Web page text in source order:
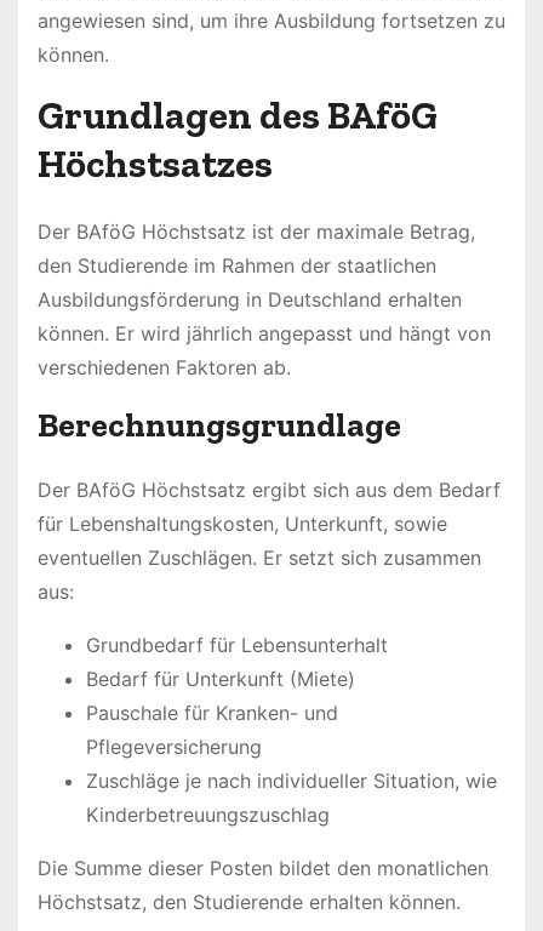
angewiesen sind, um ihre Ausbildung fortsetzen zu
können.
Grundlagen des BAföG
Höchstsatzes
Der BAföG Höchstsatz ist der maximale Betrag,
den Studierende im Rahmen der staatlichen
Ausbildungsförderung in Deutschland erhalten
können. Er wird jährlich angepasst und hängt von
verschiedenen Faktoren ab.
Berechnungsgrundlage
Der BAföG Höchstsatz ergibt sich aus dem Bedarf
für Lebenshaltungskosten, Unterkunft, sowie
eventuellen Zuschlägen. Er setzt sich zusammen
aus:
Grundbedarf für Lebensunterhalt
Bedarf für Unterkunft (Miete)
Pauschale für Kranken- und
Pflegeversicherung
Zuschläge je nach individueller Situation, wie
Kinderbetreuungszuschlag
Die Summe dieser Posten bildet den monatlichen
Höchstsatz, den Studierende erhalten können.